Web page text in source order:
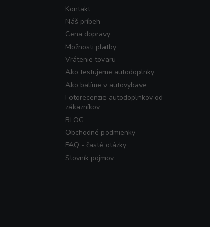
Kontakt
Náš príbeh
Cena dopravy
Možnosti platby
Vrátenie tovaru
Ako testujeme autodoplnky
Ako balíme v autovybave
Fotorecenzie autodoplnkov od
zákazníkov
BLOG
Obchodné podmienky
FAQ - časté otázky
Slovník pojmov